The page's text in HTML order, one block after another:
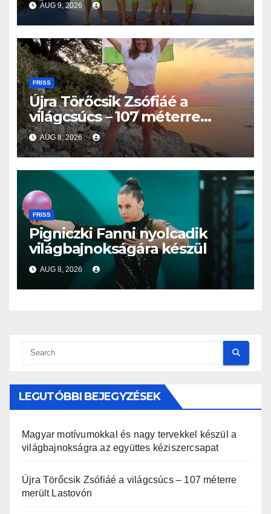
kéziszercsapat
AUG 9, 2026
FRISS
Újra Törőcsik Zsófiáé a
világcsúcs – 107 méterre
merült Lastovón
AUG 8, 2026
FRISS
Pigniczki Fanni nyolcadik
világbajnokságára készül
AUG 8, 2026
LEGUTÓBBI BEJEGYZÉSEK
Magyar motívumokkal és nagy tervekkel készül a
világbajnokságra az együttes kéziszercsapat
Újra Törőcsik Zsófiáé a világcsúcs – 107 méterre
merült Lastovón